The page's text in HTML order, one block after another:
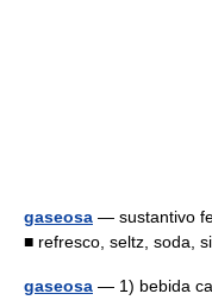
gaseosa — sustantivo
■ refresco, seltz, soda,
gaseosa — 1) bebida